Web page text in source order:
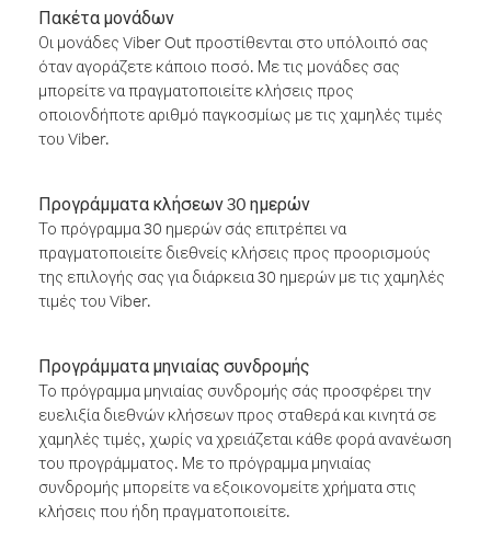
Πακέτα μονάδων
Οι μονάδες Viber Out προστίθενται στο υπόλοιπό σας
όταν αγοράζετε κάποιο ποσό. Με τις μονάδες σας
μπορείτε να πραγματοποιείτε κλήσεις προς
οποιονδήποτε αριθμό παγκοσμίως με τις χαμηλές τιμές
του Viber.
Προγράμματα κλήσεων 30 ημερών
Το πρόγραμμα 30 ημερών σάς επιτρέπει να
πραγματοποιείτε διεθνείς κλήσεις προς προορισμούς
της επιλογής σας για διάρκεια 30 ημερών με τις χαμηλές
τιμές του Viber.
Προγράμματα μηνιαίας συνδρομής
Το πρόγραμμα μηνιαίας συνδρομής σάς προσφέρει την
ευελιξία διεθνών κλήσεων προς σταθερά και κινητά σε
χαμηλές τιμές, χωρίς να χρειάζεται κάθε φορά ανανέωση
του προγράμματος. Με το πρόγραμμα μηνιαίας
συνδρομής μπορείτε να εξοικονομείτε χρήματα στις
κλήσεις που ήδη πραγματοποιείτε.